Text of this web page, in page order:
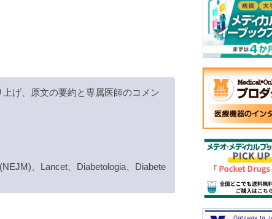
げ、原文の要約と専属医師のコメン
、Lancet、Diabetologia、Diabete